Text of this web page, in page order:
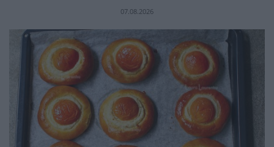
07.08.2026